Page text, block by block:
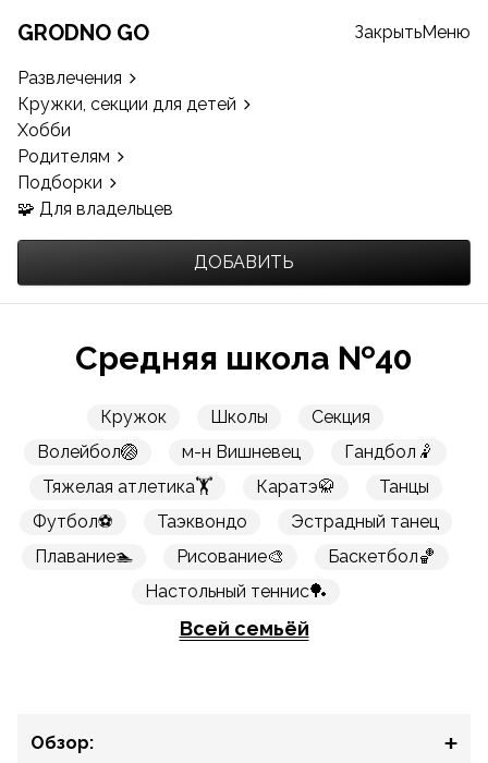
GRODNO GO
Развлечения
Кружки, секции для детей
Хобби
Родителям
Подборки
🧩 Для владельцев
ДОБАВИТЬ
ЗакрытьМеню
Средняя школа №40
Кружок Школы
Секция
Волейбол🏐
м-н Вишневец
Гандбол🤾
Тяжелая атлетика🏋️
Каратэ🥋
Танцы
Футбол⚽
Таэквондо
Эстрадный танец
Плавание🏊
Рисование🎨
Баскетбол🏀
Настольный теннис🏓
Всей семьёй
Обзор: